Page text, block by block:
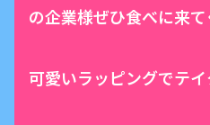
の企業様ぜひ食べに来
可愛いラッピングでテ